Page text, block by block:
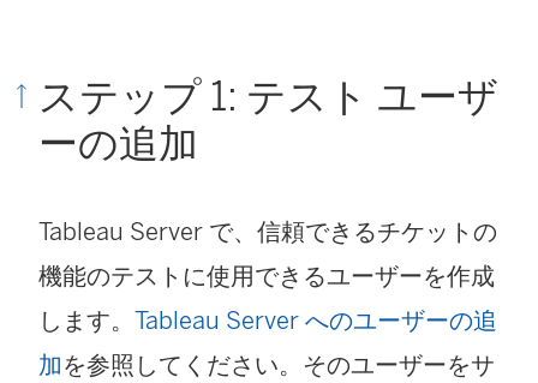
ウ
ド
ウ
で
リ
ステップ 1: テスト ユーザ
ーの追加
Tableau Server で、信頼できるチケットの
機能のテストに使用できるユーザーを作成
します。 Tableau Server へのユーザーの追
加を参照してください。そのユーザーをサ